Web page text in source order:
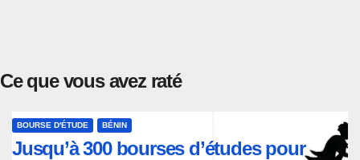
Ce que vous avez raté
BOURSE D'ÉTUDE BÉNIN
Jusqu’à 300 bourses d’études pour